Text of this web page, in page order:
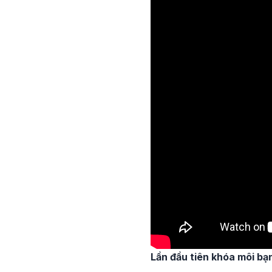
Lần đầu tiên khóa môi